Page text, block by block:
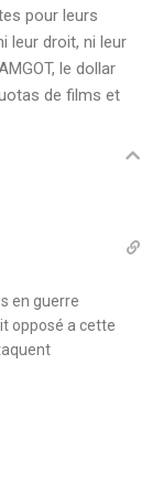
pour leurs
leur droit, ni leur
le dollar
de films et
en guerre
opposé a cette